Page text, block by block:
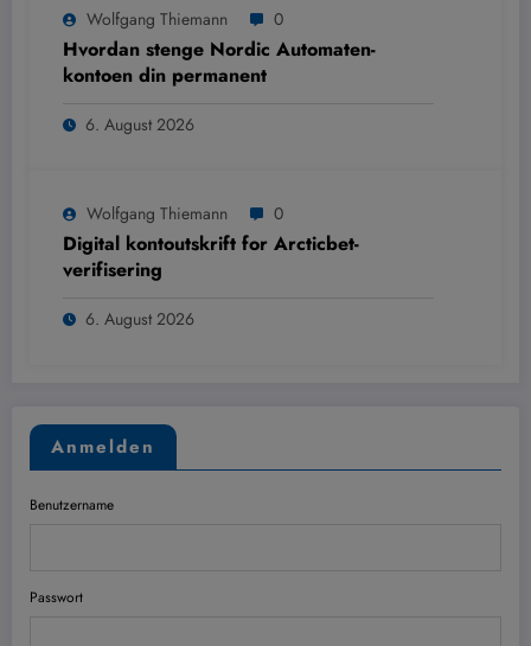
Wolfgang Thiemann 0
Hvordan stenge Nordic Automaten-
kontoen din permanent
6. August 2026
Wolfgang Thiemann 0
Digital kontoutskrift for Arcticbet-
verifisering
6. August 2026
Anmelden
Benutzername
Passwort